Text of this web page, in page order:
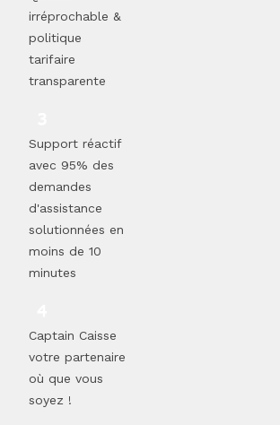
irréprochable &
politique
tarifaire
transparente
Support réactif
avec 95% des
demandes
d'assistance
solutionnées en
moins de 10
minutes
Captain Caisse
votre partenaire
où que vous
soyez !